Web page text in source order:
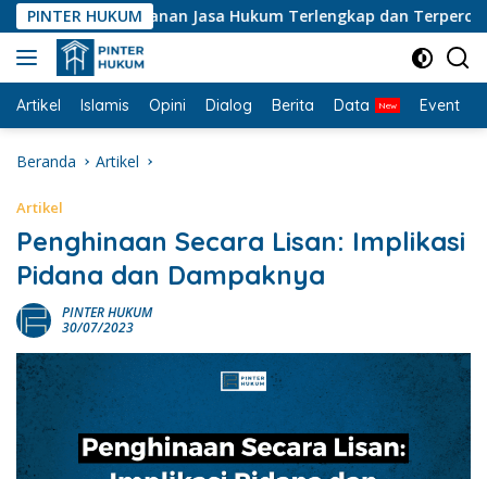
Langsung
ke
konten
PINTER HUKUM
Layanan Jasa Hukum Terlengkap dan Terpercaya di
Artikel Islamis Opini Dialog Berita Data Event
Beranda Artikel
Artikel
Penghinaan Secara Lisan: Implikasi
Pidana dan Dampaknya
PINTER HUKUM
30/07/2023